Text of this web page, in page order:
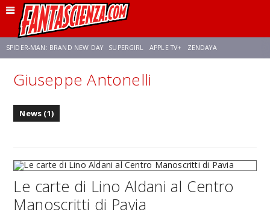
SPIDER-MAN: BRAND NEW DAY SUPERGIRL APPLE TV+ ZENDAYA
FRANCO RICCIARDIELLO AVENGERS: DOOMSDAY
Giuseppe Antonelli
News (1)
Le carte di Lino Aldani al Centro
Manoscritti di Pavia